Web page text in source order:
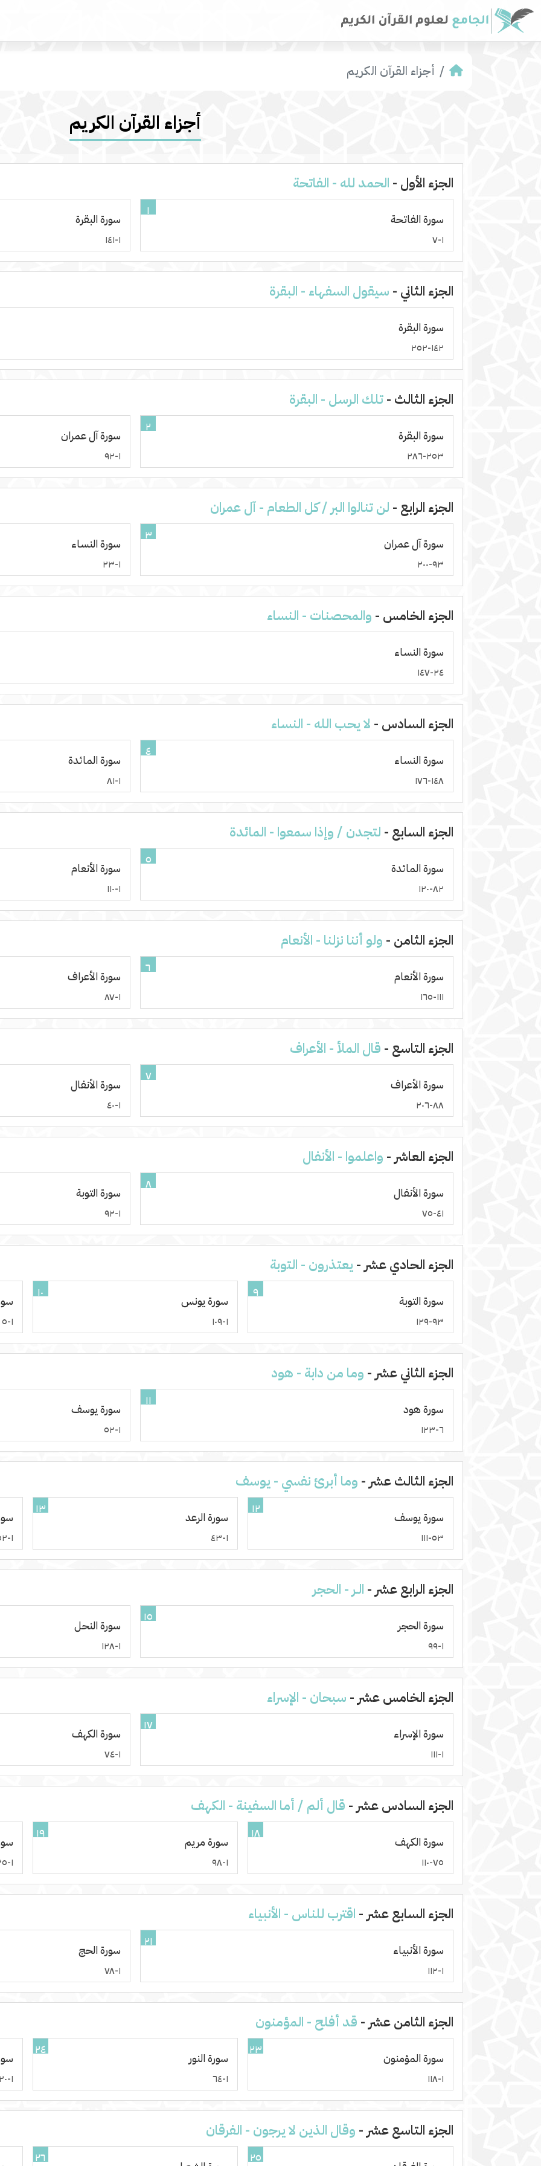
أجزاء القرآن الكريم
أجزاء القرآن الكريم
الجزء الأول - الحمد لله - الفاتحة
١
سورة الفاتحة
١-٧
سورة البقرة
١-١٤١
الجزء الثاني - سيقول السفهاء - البقرة
سورة البقرة
١٤٢-٢٥٢
الجزء الثالث -تلك الرسل - البقرة
٢
سورة البقرة
٢٥٣-٢٨٦
سورة آل عمران
١-٩٢
الجزء الرابع - لن تنالوا البر / كل الطعام - آل عمران
٣
سورة آل عمران
٩٣-٢٠٠
سورة النساء
١-٢٣
الجزء الخامس - والمحصنات - النساء
سورة النساء
٢٤-١٤٧
الجزء السادس - لا يحب الله - النساء
٤
سورة النساء
١٤٨-١٧٦
سورة المائدة
١-٨١
الجزء السابع - لتجدن / وإذا سمعوا - المائدة
٥
سورة المائدة
٨٢-١٢٠
سورة الأنعام
١-١١٠
الجزء الثامن - ولو أننا نزلنا - الأنعام
٦
سورة الأنعام
١١١-١٦٥
سورة الأعراف
١-٨٧
الجزء التاسع - قال الملأ - الأعراف
٧
سورة الأعراف
٨٨-٢٠٦
سورة الأنفال
١-٤٠
الجزء العاشر - واعلموا - الأنفال
٨
سورة الأنفال
٤١-٧٥
سورة التوبة
١-٩٢
الجزء الحادي عشر - يعتذرون - التوبة
٩
سورة التوبة
٩٣-١٢٩
١٠
سورة يونس
١-١٠٩ ١-٥
الجزء الثاني عشر - وما من دابة - هود
١١
سورة هود
٦-١٢٣
سورة يوسف
١-٥٢
الجزء الثالث عشر - وما أبرئ نفسي - يوسف
١٢
سورة يوسف
٥٣-١١١
١٣
سورة الرعد
١-٤٣ ١-٥٢
الجزء الرابع عشر - الـر - الحجر
١٥
سورة الحجر
١-٩٩
سورة النحل
١-١٢٨
الجزء الخامس عشر - سبحان - الإسراء
١٧
سورة الإسراء
١-١١١
سورة الكهف
١-٧٤
الجزء السادس عشر - قال ألم / أما السفينة - الكهف
١٨
سورة الكهف
٧٥-١١٠
١٩
سورة مريم
١-٩٨ ١-١٣٥
الجزء السابع عشر - اقترب للناس - الأنبياء
٢١
سورة الأنبياء
١-١١٢
سورة الحج
١-٧٨
الجزء الثامن عشر - قد أفلح - المؤمنون
٢٣
سورة المؤمنون
١-١١٨
٢٤
سورة النور
١-٦٤ ١-٢٠
الجزء التاسع عشر - وقال الذين لا يرجون - الفرقان
٢٥ ٢٦